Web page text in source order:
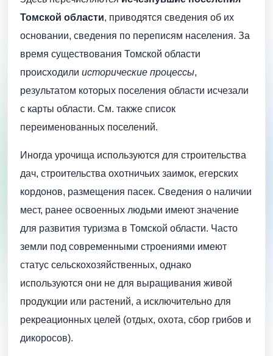
Томской области, приводятся сведения об их
основании, сведения по переписям населения. За
время существования Томской области
происходили исторические процессы,
результатом которых поселения области исчезали
с карты области. См. также список
переименованных поселений.
Иногда урочища используются для строительства
дач, строительства охотничьих заимок, егерских
кордонов, размещения пасек. Сведения о наличии
мест, ранее освоенных людьми имеют значение
для развития туризма в Томской области. Часто
земли под современными строениями имеют
статус сельскохозяйственных, однако
используются они не для выращивания живой
продукции или растений, а исключительно для
рекреационных целей (отдых, охота, сбор грибов и
дикоросов).